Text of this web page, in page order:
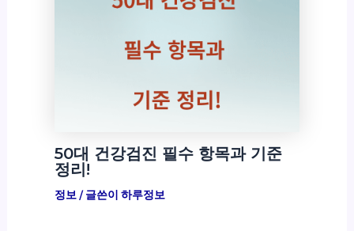
50대 건강검진 필수 항목과 기준
정리!
정보/ 글쓴이 하루정보